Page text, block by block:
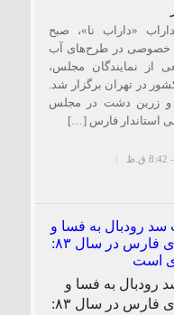
«داراب نا»، صبح
خصوصی در طرح‌های آب
از نمایندگان مجلس،
در تهران برگزار شد.
و زرین دشت در مجلس
استاندار فارس […]
رودبال به فسا و
استهبان/مدیرعامل آب منطقه ای فارس در سال ۸۳: